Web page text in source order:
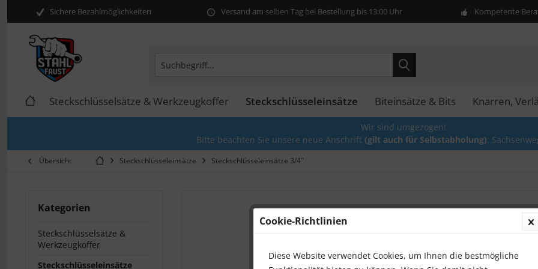
Sichere Bezahlmöglichkeiten Versand am selben Tag bei Bestellung bis 13:00 Uhr Kompetente
Steckschlüsselsätze & Werkzeugkoffer Steckschlüsseleinsätze Biteinsätze & Bits Knarren,
Wir sind umgezogen!
Bitte beachten Sie unsere neue Anschrift (gilt auch für Selbstabholung):
Übersicht Steckschlüsseleinsätze Steckschlüsseleinsätze 3/4"
Kategorien
Steckschlüsselsätze &
Werkzeugkoffer
Steckschlüsseleinsätze
Cookie-Richtlinien
Diese Website verwendet Cookies, um Ihnen die bestmögliche